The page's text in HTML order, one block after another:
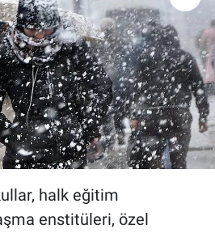
halk eğitim
enstitüleri, özel